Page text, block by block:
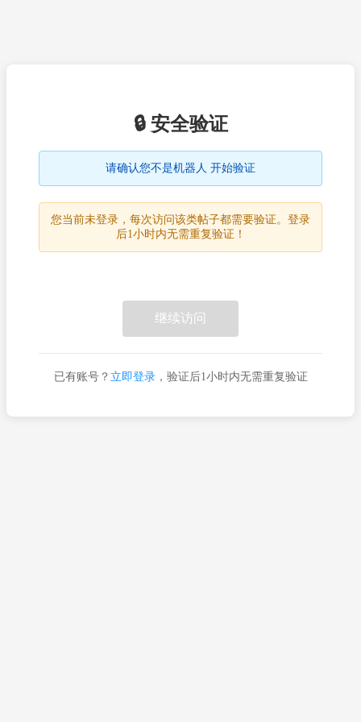
🔒 安全验证
请确认您不是机器人 开始验证
您当前未登录，每次访问该类帖子都需要验证。登录
后1小时内无需重复验证！
继续访问
已有账号？ 立即登录，验证后1小时内无需重复验证